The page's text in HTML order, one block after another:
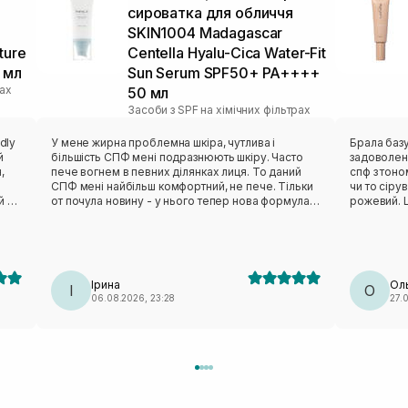
мл
по
сироватка для обличчя
SKIN1004 Madagascar
Centella Hyalu-Cica Water-Fit
Sun Serum SPF50+ PA++++
50 мл
Засоби з SPF на хімічних фільтрах
У мене жирна проблемна шкіра, чутлива і
більшість СПФ мені подразнюють шкіру. Часто
пече вогнем в певних ділянках лиця. То даний
СПФ мені найбільш комфортний, не пече. Тільки
от почула новину - у нього тепер нова формула,
І Ірина
06.08.2026, 23:28
Брала
спф з
чи то
рожевий.
О